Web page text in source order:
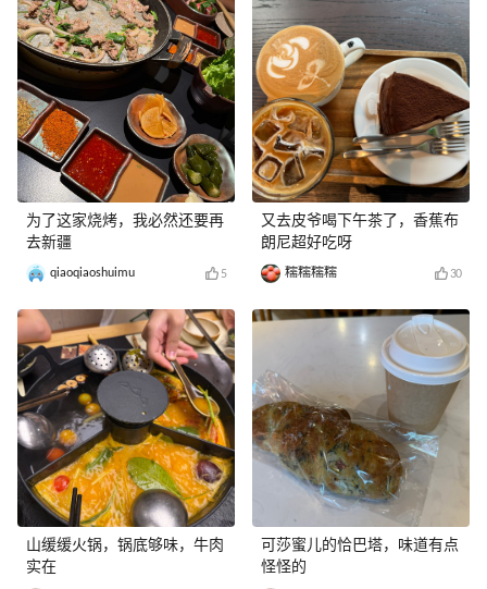
为了这家烧烤，我必然还要再
去新疆
qiaoqiaoshuimu 5
山缓缓火锅，锅底够味，牛肉
实在
又去皮爷喝下午茶了，香蕉布
朗尼超好吃呀
糯糯糯糯 30
可莎蜜儿的恰巴塔，味道有点
怪怪的